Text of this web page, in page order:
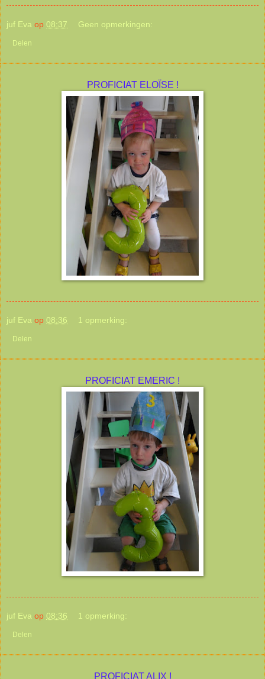
juf Eva op 08:37 Geen opmerkingen:
Delen
PROFICIAT ELOÏSE !
juf Eva op 08:36 1 opmerking:
Delen
PROFICIAT EMERIC !
juf Eva op 08:36 1 opmerking:
Delen
PROFICIAT ALIX !